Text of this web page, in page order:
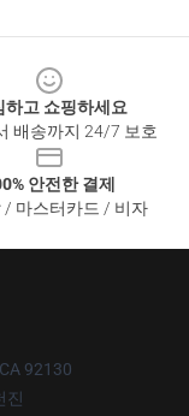
하고 쇼핑하세요
배송까지 24/7 보호
안전한 결제
/ 마스터카드 / 비자
92130
진